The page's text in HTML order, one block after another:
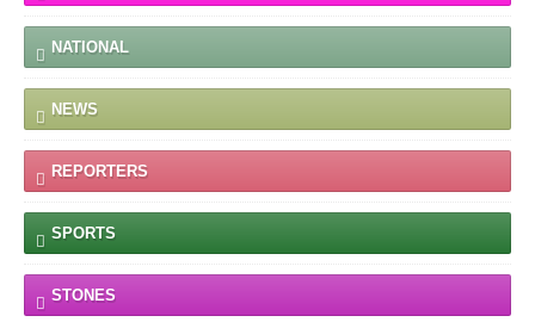
NATIONAL
NEWS
REPORTERS
SPORTS
STONES